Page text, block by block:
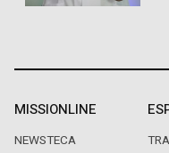
MISSIONLINE
NEWSTECA